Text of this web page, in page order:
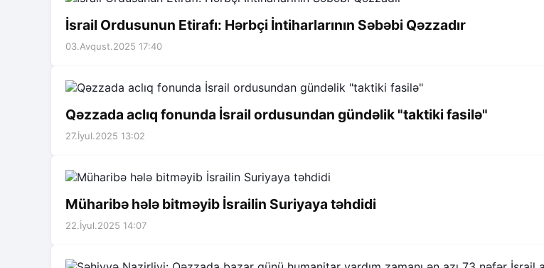
İsrail Ordusunun Etirafı: Hərbçi İntiharlarının Səbəbi Qəzzadır
03.Avqust.2025 17:40
Qəzzada aclıq fonunda İsrail ordusundan gündəlik "taktiki fasilə"
27.İyul.2025 13:02
Müharibə hələ bitməyib İsrailin Suriyaya təhdidi
22.İyul.2025 14:07